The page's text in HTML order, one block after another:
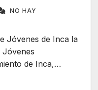
NO HAY
Jóvenes de Inca la
Jóvenes
de Inca,…